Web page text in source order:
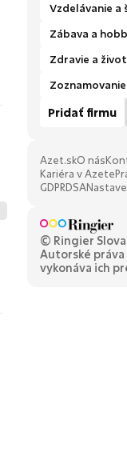
Vzdelávanie a
Zábava a
Zdravie a
Pridať firmu
Azet.skO nás
Kariéra v Azete
GDPRDSA
© Ringier
Autorské
vykonáva ich